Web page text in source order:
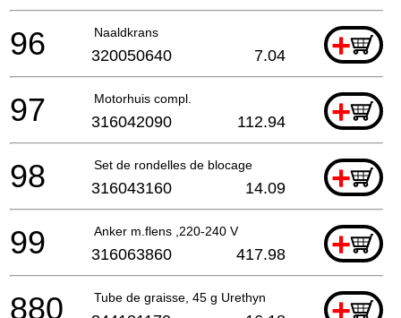
Naaldkrans +
96 320050640 7.04
Motorhuis compl. +
97 316042090 112.94
Set de rondelles de blocage +
98 316043160 14.09
Anker m.flens ,220-240 V +
99 316063860 417.98
Tube de graisse, 45 g Urethyn
880